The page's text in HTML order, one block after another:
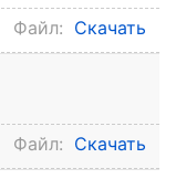
Файл: Скачать
Файл: Скачать